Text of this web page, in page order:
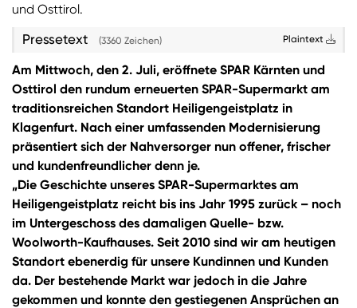
und Osttirol.
Pressetext (3360 Zeichen) Plaintext
Am Mittwoch, den 2. Juli, eröffnete SPAR Kärnten und
Osttirol den rundum erneuerten SPAR-Supermarkt am
traditionsreichen Standort Heiligengeistplatz in
Klagenfurt. Nach einer umfassenden Modernisierung
präsentiert sich der Nahversorger nun offener, frischer
und kundenfreundlicher denn je.
„Die Geschichte unseres SPAR-Supermarktes am
Heiligengeistplatz reicht bis ins Jahr 1995 zurück – noch
im Untergeschoss des damaligen Quelle- bzw.
Woolworth-Kaufhauses. Seit 2010 sind wir am heutigen
Standort ebenerdig für unsere Kundinnen und Kunden
da. Der bestehende Markt war jedoch in die Jahre
gekommen und konnte den gestiegenen Ansprüchen an